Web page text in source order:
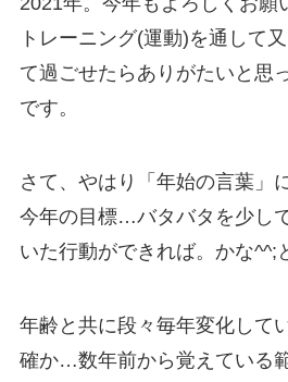
トレーニング(運動)を通して
て過ごせたらありがたいと思
です。
さて、やはり「年始の言葉」
今年の目標…バタバタを少し
いた行動ができれば。かな^^;
年齢と共に段々毎年変化して
確か…数年前から覚えている